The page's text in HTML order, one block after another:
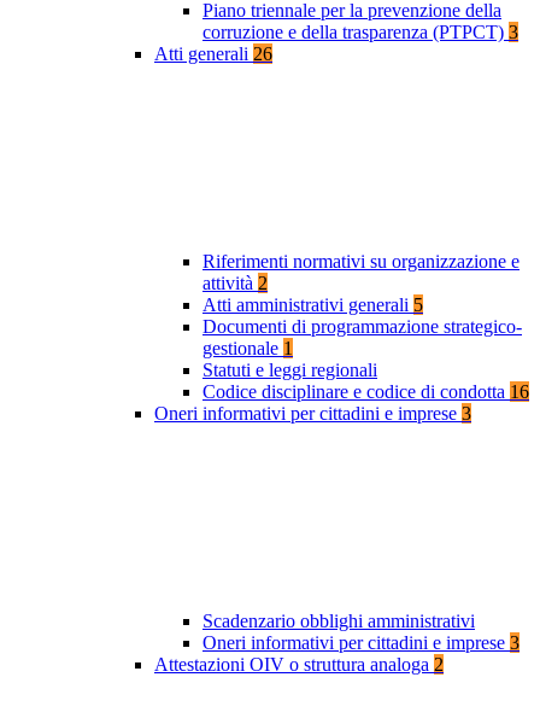
Piano triennale per la prevenzione della
corruzione e della trasparenza (PTPCT) 3
Atti generali 26
Riferimenti normativi su organizzazione e
attività 2
Atti amministrativi generali 5
Documenti di programmazione strategico-
gestionale 1
Statuti e leggi regionali
Codice disciplinare e codice di condotta 16
Oneri informativi per cittadini e imprese 3
Scadenzario obblighi amministrativi
Oneri informativi per cittadini e imprese 3
Attestazioni OIV o struttura analoga 2